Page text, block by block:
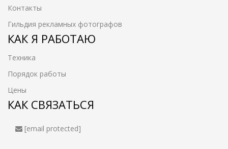
Контакты
Гильдия рекламных фотографов
КАК Я РАБОТАЮ
Техника
Порядок работы
Цены
КАК СВЯЗАТЬСЯ
[email protected]